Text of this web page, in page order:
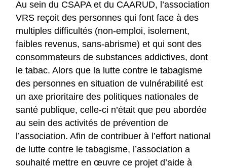
Au sein du CSAPA et du CAARUD, l’association
VRS reçoit des personnes qui font face à des
multiples difficultés (non-emploi, isolement,
faibles revenus, sans-abrisme) et qui sont des
consommateurs de substances addictives, dont
le tabac. Alors que la lutte contre le tabagisme
des personnes en situation de vulnérabilité est
un axe prioritaire des politiques nationales de
santé publique, celle-ci n’était que peu abordée
au sein des activités de prévention de
l’association. Afin de contribuer à l’effort national
de lutte contre le tabagisme, l’association a
souhaité mettre en œuvre ce projet d’aide à